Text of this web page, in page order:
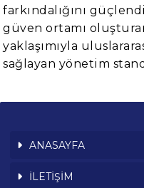
farkındalığını
güven ortamı
yaklaşımıyla
sağlayan yönetim
ANASAYFA
İLETİŞİM